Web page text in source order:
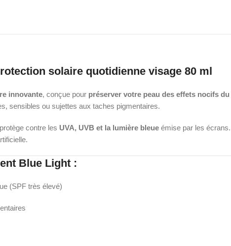
solaire quotidienne visage 80 ml
innovante, conçue pour préserver votre peau des effets nocifs
sensibles ou sujettes aux taches pigmentaires.
contre les UVA, UVB et la lumière bleue émise par les
Blue Light :
(SPF très élevé)